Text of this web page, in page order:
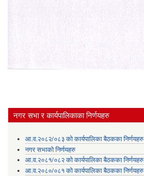
नगर सभा र कार्यपालिकाका निर्णयहरु
आ.व.२०८२/०८३ को कार्यपालिका बैठकका निर्णयहरु
नगर सभाको निर्णयहरु
आ.व.२०८१/०८२ को कार्यपालिका बैठकका निर्णयहरु
आ.व.२०८०/०८१ को कार्यपालिका बैठकका निर्णयहरु